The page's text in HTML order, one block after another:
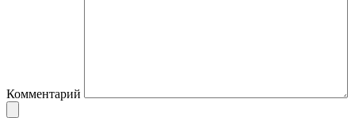
Комментарий